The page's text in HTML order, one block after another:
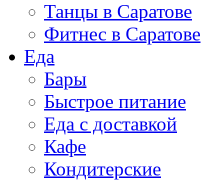
Танцы в Саратове
Фитнес в Саратове
Еда
Бары
Быстрое питание
Еда с доставкой
Кафе
Кондитерские